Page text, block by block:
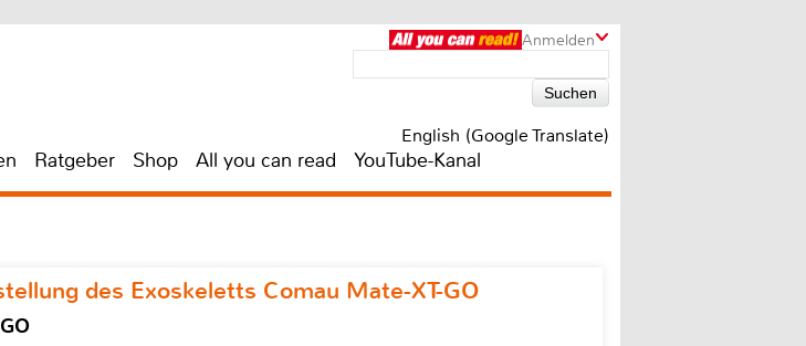
Anmelden
English (Google Translate)
Ratgeber Shop All you can read YouTube-Kanal
des Exoskeletts Comau Mate-XT-GO